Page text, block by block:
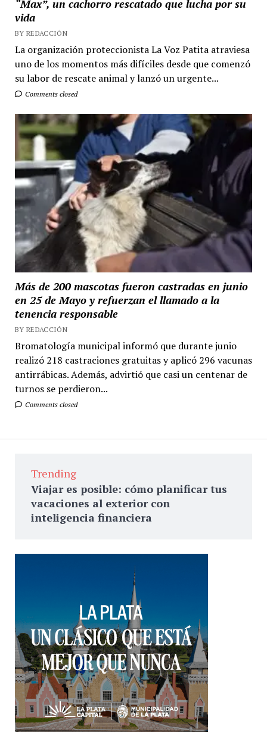
“Max”, un cachorro rescatado que lucha por su
vida
BY REDACCIÓN
La organización proteccionista La Voz Patita atraviesa
uno de los momentos más difíciles desde que comenzó
su labor de rescate animal y lanzó un urgente...
Comments closed
Más de 200 mascotas fueron castradas en junio
en 25 de Mayo y refuerzan el llamado a la
tenencia responsable
BY REDACCIÓN
Bromatología municipal informó que durante junio
realizó 218 castraciones gratuitas y aplicó 296 vacunas
antirrábicas. Además, advirtió que casi un centenar de
turnos se perdieron...
Comments closed
Trending
Viajar es posible: cómo planificar tus
vacaciones al exterior con
inteligencia financiera